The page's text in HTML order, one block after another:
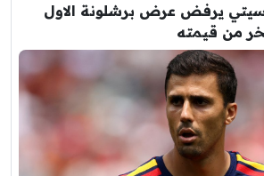
يرفض عرض برشلونة الاول
من قيمته